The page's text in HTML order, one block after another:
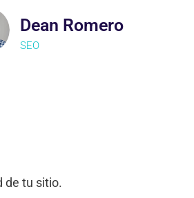
Dean Romero
SEO
de tu sitio.